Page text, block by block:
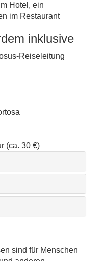
Hotel, ein
im Restaurant
inklusive
Reiseleitung
(ca. 30 €)
sind für Menschen